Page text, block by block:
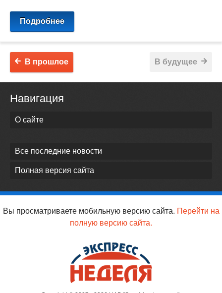
Подробнее
В будущее
В прошлое
Навигация
О сайте
Все последние новости
Полная версия сайта
Вы просматриваете мобильную версию сайта. Перейти на
полную версию сайта.